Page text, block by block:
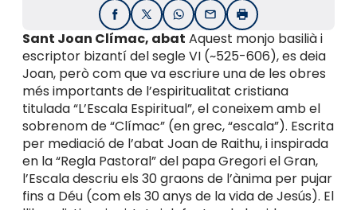
FacebookX / TwitterWhatsApp
EmailImprimir
Sant Joan Clímac, abat Aquest monjo basilià i
escriptor bizantí del segle VI (~525-606), es deia
Joan, però com que va escriure una de les obres
més importants de l’espiritualitat cristiana
titulada “L’Escala Espiritual”, el coneixem amb el
sobrenom de “Clímac” (en grec, “escala”). Escrita
per mediació de l’abat Joan de Raithu, i inspirada
en la “Regla Pastoral” del papa Gregori el Gran,
l’Escala descriu els 30 graons de l’ànima per pujar
fins a Déu (com els 30 anys de la vida de Jesús). El